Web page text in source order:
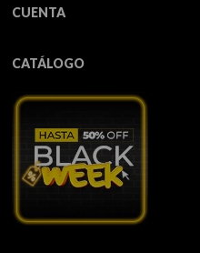
CUENTA
CATÁLOGO